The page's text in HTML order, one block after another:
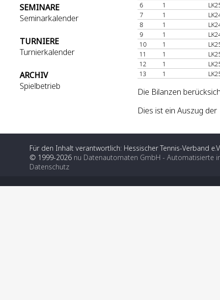
SEMINARE
Seminarkalender
TURNIERE
Turnierkalender
ARCHIV
Spielbetrieb
6
1
7
1
8
1
9
1
10
1
11
1
12
1
13
1
Die Bilanzen
Dies ist ein Auszug
Für den Inhalt verantwortlich: Hessischer Tennis-Verband
© 1999-2026 nu Datenautomaten GmbH - Automatisierte
Datenschutz